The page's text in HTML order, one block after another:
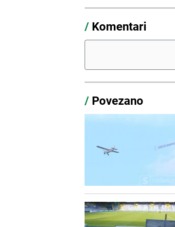
/ Komentari
/ Povezano